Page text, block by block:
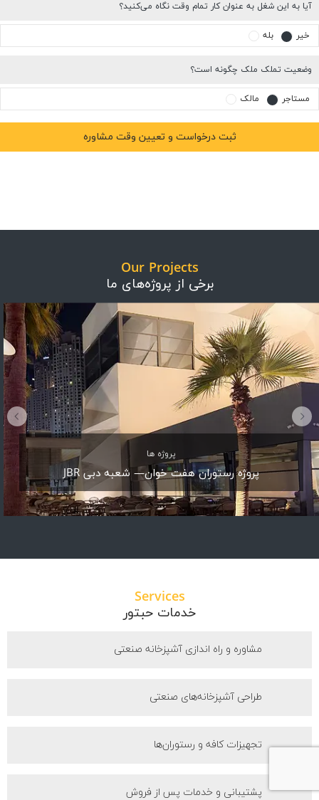
آیا به این شغل به عنوان کار تمام وقت نگاه می‌کنید؟
خیر بله
وضعیت تملک ملک چگونه است؟
مستاجر مالک
Our Projects
برخی از پروژه‌های ما
پروژه ها
پروژه رستوران هفت خوان— شعبه دبی JBR
Services
خدمات حبتور
مشاوره و راه اندازی آشپزخانه صنعتی
طراحی آشپزخانه‌های صنعتی
تجهیزات کافه و رستوران‌ها
پشتیبانی و خدمات پس از فروش